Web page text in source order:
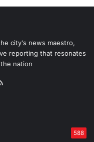
city's news maestro,
reporting that resonates
nation
588